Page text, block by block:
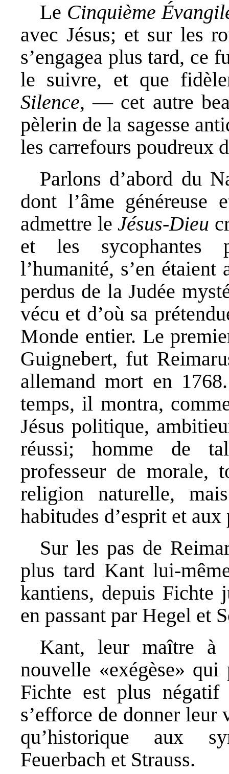
Le Cinquième
avec Jésus; et sur les
s’engagea plus tard, ce
le suivre, et que
Silence, — cet autre
pèlerin de la sagesse
les carrefours poudreux
Parlons d’abord du
dont l’âme
admettre le Jésus-Dieu
et les sycophantes
l’humanité, s’en
perdus de la Judée
vécu et d’où sa
Monde entier. Le
Guignebert, fut
allemand mort en
temps, il montra,
Jésus politique,
réussi; homme de
professeur de morale,
religion naturelle,
habitudes d’esprit et
Sur les pas de
plus tard Kant lui-
kantiens, depuis Fichte
en passant par Hegel et
Kant, leur maître à
nouvelle «exégèse»
Fichte est plus négatif
s’efforce de donner
qu’historique aux
Feuerbach et Strauss.